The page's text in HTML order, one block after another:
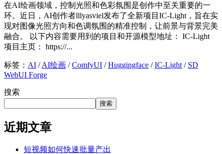
在AI绘画领域，控制光照和色彩氛围是创作中至关重要的一
环。近日，AI创作者lllyasviel发布了全新项目IC-Light，旨在实
现对图像光照方向和色调氛围的精准控制，让前景与背景完美
融合。 以下内容需要用到的项目和开源模型地址： IC-Light
项目主页： https://...
标签： AI /AI绘画 /ComfyUI /Huggingface /IC-Light / SD
WebUI Forge
搜索
搜索
近期文章
短视频如何快速批量产出